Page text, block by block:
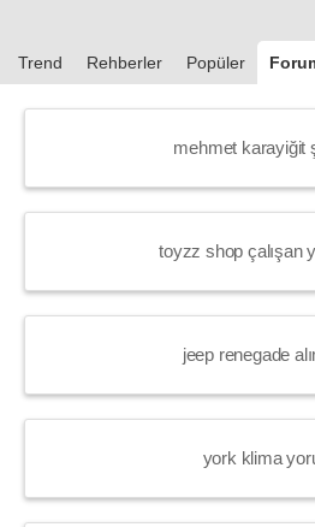
Trend Rehberler Popüler
mehmet karayiğit
toyzz shop çalışan
jeep renegade
york klima